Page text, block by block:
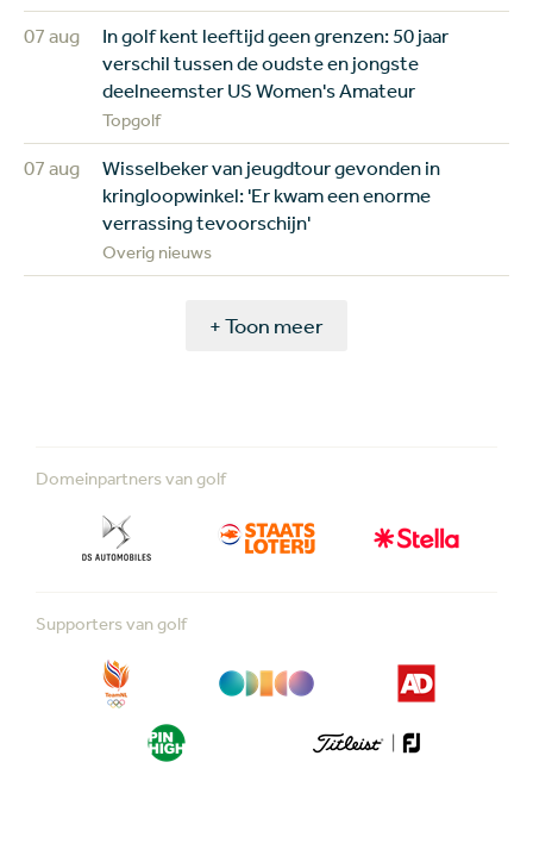
07 aug
In golf kent leeftijd geen grenzen: 50 jaar
verschil tussen de oudste en jongste
deelneemster US Women's Amateur
Topgolf
07 aug
Wisselbeker van jeugdtour gevonden in
kringloopwinkel: 'Er kwam een enorme
verrassing tevoorschijn'
Overig nieuws
+ Toon meer
Domeinpartners van golf
Supporters van golf